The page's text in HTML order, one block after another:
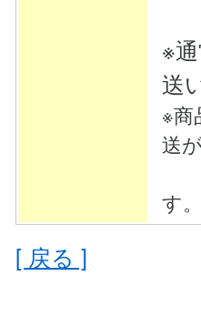
※
送
※商
送
す
[ 戻る ]